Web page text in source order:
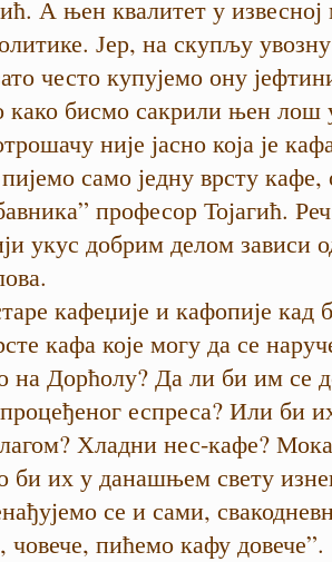
А њен квалитет у
Јер, на скупљу
често купујемо ону
бисмо сакрили њен лош
није јасно која је
само једну врсту кафе,
професор Тојагић.
укус добрим делом зависи
кафеџије и кафопије кад
кафа које могу да се
на Дорћолу? Да ли би им се
еспреса? Или би
Хладни нес-кафе?
би их у данашњем свету
се и сами,
пићемо кафу довече”.